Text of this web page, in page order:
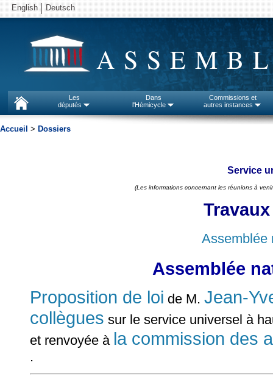
English Deutsch
Les
députés
Dans
l'Hémicycle
Commissions et
autres instances
Accueil > Dossiers
Service
(Les informations concernant les réunions à
Assemblée
Assemblée
Proposition de loi de M. Jean-
collègues sur le service universel à
et renvoyée à la commission des
.